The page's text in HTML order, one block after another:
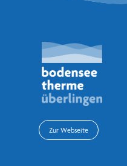
Zur Webseite